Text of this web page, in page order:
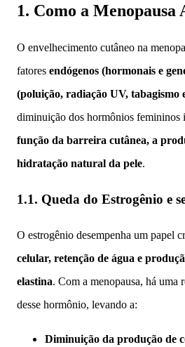
1. Como a Menopausa
O envelhecimento cutâneo na
fatores endógenos (hormonais e
(poluição, radiação UV, tabagismo
diminuição dos hormônios femininos
função da barreira cutânea, a
hidratação natural da pele.
1.1. Queda do Estrogênio e
O estrogênio desempenha um papel
celular, retenção de água e
elastina. Com a menopausa, há uma
desse hormônio, levando a:
Diminuição da produção de